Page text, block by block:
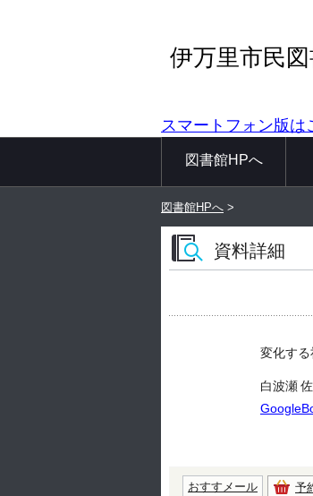
伊万里市民
スマートフォン版は
図書館HPへ
図書館HPへ >
資料詳細
変化す
白波瀬
おすすメール 予